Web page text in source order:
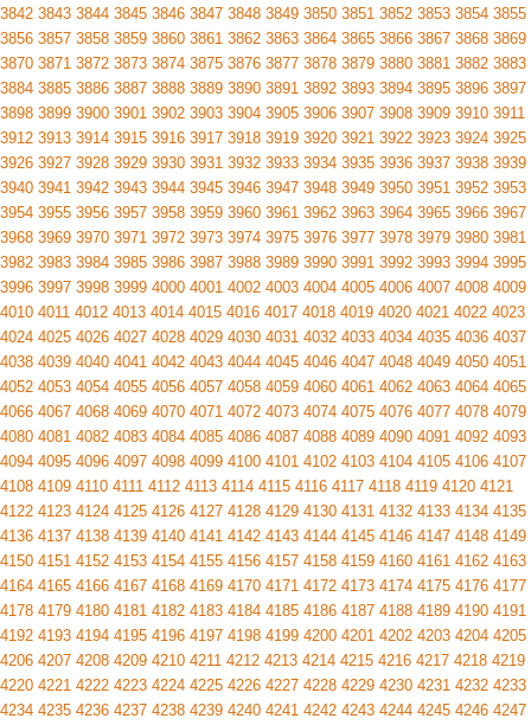
3842 3843 3844 3845 3846 3847 3848 3849 3850 3851 3852 3853 3854 3855
3856 3857 3858 3859 3860 3861 3862 3863 3864 3865 3866 3867 3868 3869
3870 3871 3872 3873 3874 3875 3876 3877 3878 3879 3880 3881 3882 3883
3884 3885 3886 3887 3888 3889 3890 3891 3892 3893 3894 3895 3896 3897
3898 3899 3900 3901 3902 3903 3904 3905 3906 3907 3908 3909 3910 3911
3912 3913 3914 3915 3916 3917 3918 3919 3920 3921 3922 3923 3924 3925
3926 3927 3928 3929 3930 3931 3932 3933 3934 3935 3936 3937 3938 3939
3940 3941 3942 3943 3944 3945 3946 3947 3948 3949 3950 3951 3952 3953
3954 3955 3956 3957 3958 3959 3960 3961 3962 3963 3964 3965 3966 3967
3968 3969 3970 3971 3972 3973 3974 3975 3976 3977 3978 3979 3980 3981
3982 3983 3984 3985 3986 3987 3988 3989 3990 3991 3992 3993 3994 3995
3996 3997 3998 3999 4000 4001 4002 4003 4004 4005 4006 4007 4008 4009
4010 4011 4012 4013 4014 4015 4016 4017 4018 4019 4020 4021 4022 4023
4024 4025 4026 4027 4028 4029 4030 4031 4032 4033 4034 4035 4036 4037
4038 4039 4040 4041 4042 4043 4044 4045 4046 4047 4048 4049 4050 4051
4052 4053 4054 4055 4056 4057 4058 4059 4060 4061 4062 4063 4064 4065
4066 4067 4068 4069 4070 4071 4072 4073 4074 4075 4076 4077 4078 4079
4080 4081 4082 4083 4084 4085 4086 4087 4088 4089 4090 4091 4092 4093
4094 4095 4096 4097 4098 4099 4100 4101 4102 4103 4104 4105 4106 4107
4108 4109 4110 4111 4112 4113 4114 4115 4116 4117 4118 4119 4120 4121
4122 4123 4124 4125 4126 4127 4128 4129 4130 4131 4132 4133 4134 4135
4136 4137 4138 4139 4140 4141 4142 4143 4144 4145 4146 4147 4148 4149
4150 4151 4152 4153 4154 4155 4156 4157 4158 4159 4160 4161 4162 4163
4164 4165 4166 4167 4168 4169 4170 4171 4172 4173 4174 4175 4176 4177
4178 4179 4180 4181 4182 4183 4184 4185 4186 4187 4188 4189 4190 4191
4192 4193 4194 4195 4196 4197 4198 4199 4200 4201 4202 4203 4204 4205
4206 4207 4208 4209 4210 4211 4212 4213 4214 4215 4216 4217 4218 4219
4220 4221 4222 4223 4224 4225 4226 4227 4228 4229 4230 4231 4232 4233
4234 4235 4236 4237 4238 4239 4240 4241 4242 4243 4244 4245 4246 4247